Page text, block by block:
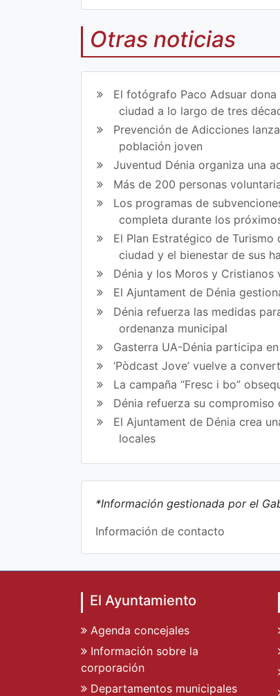
Co
art
ir
en
Fa
ce
bo
ok
Co
art
ir
en
Tw
itt
er
Otras noticias
El fotógrafo Paco Adsuar
ciudad a lo largo de tres
Prevención de Adicciones
población joven
Juventud Dénia organiza una
Más de 200 personas
Los programas de
completa durante los
El Plan Estratégico de
ciudad y el bienestar de sus
Dénia y los Moros y Cristianos
El Ajuntament de Dénia
Dénia refuerza las medidas
ordenanza municipal
Gasterra UA-Dénia participa
‘Pòdcast Jove’ vuelve a
La campaña “Fresc i bo”
Dénia refuerza su
El Ajuntament de Dénia crea
locales
*Información gestionada por el
Información de contacto
El Ayuntamiento
Agenda concejales
Información sobre la
corporación
Departamentos municipales